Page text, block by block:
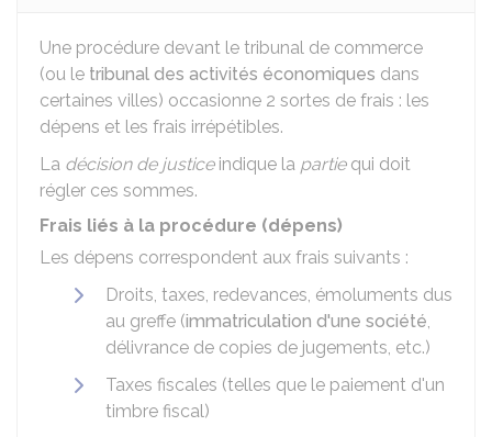
Une procédure devant le tribunal de commerce
(ou le tribunal des activités économiques dans
certaines villes) occasionne 2 sortes de frais : les
dépens et les frais irrépétibles.
La décision de justiceindique la partiequi doit
régler ces sommes.
Frais liés à la procédure (dépens)
Les dépens correspondent aux frais suivants :
Droits, taxes, redevances, émoluments dus
au greffe (immatriculation d'une société,
délivrance de copies de jugements, etc.)
Taxes fiscales (telles que le paiement d'un
timbre fiscal)